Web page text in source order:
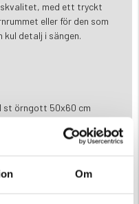
Om
med ett tryckt
eller för den som
kul detalj i sängen.
st örngott 50x60 cm
med
ej blekmedel